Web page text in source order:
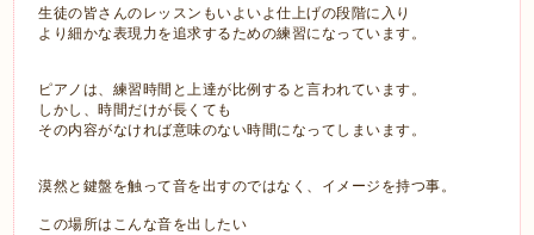
生徒の皆さんのレッスンもいよいよ仕上げの段階に入り
より細かな表現力を追求するための練習になっています。
ピアノは、練習時間と上達が比例すると言われています。
しかし、時間だけが長くても
その内容がなければ意味のない時間になってしまいます。
漠然と鍵盤を触って音を出すのではなく、イメージを持つ事。
この場所はこんな音を出したい